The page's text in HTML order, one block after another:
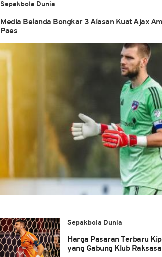
Sepakbola Dunia
Media Belanda Bongkar 3 Alasan Kuat Ajax
Paes
Sepakbola Dunia
Harga Pasaran Terbaru
yang Gabung Klub